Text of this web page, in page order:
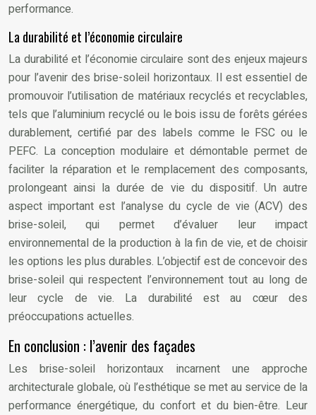
performance.
La durabilité et l’économie circulaire
La durabilité et l’économie circulaire sont des enjeux majeurs
pour l’avenir des brise-soleil horizontaux. Il est essentiel de
promouvoir l’utilisation de matériaux recyclés et recyclables,
tels que l’aluminium recyclé ou le bois issu de forêts gérées
durablement, certifié par des labels comme le FSC ou le
PEFC. La conception modulaire et démontable permet de
faciliter la réparation et le remplacement des composants,
prolongeant ainsi la durée de vie du dispositif. Un autre
aspect important est l’analyse du cycle de vie (ACV) des
brise-soleil, qui permet d’évaluer leur impact
environnemental de la production à la fin de vie, et de choisir
les options les plus durables. L’objectif est de concevoir des
brise-soleil qui respectent l’environnement tout au long de
leur cycle de vie. La durabilité est au cœur des
préoccupations actuelles.
En conclusion : l’avenir des façades
Les brise-soleil horizontaux incarnent une approche
architecturale globale, où l’esthétique se met au service de la
performance énergétique, du confort et du bien-être. Leur